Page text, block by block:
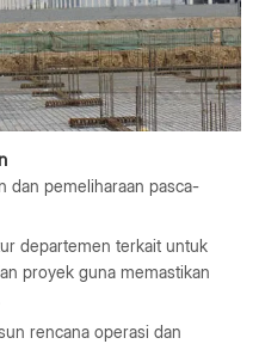
dan pemeliharaan pasca-
departemen terkait untuk
proyek guna memastikan
rencana operasi dan